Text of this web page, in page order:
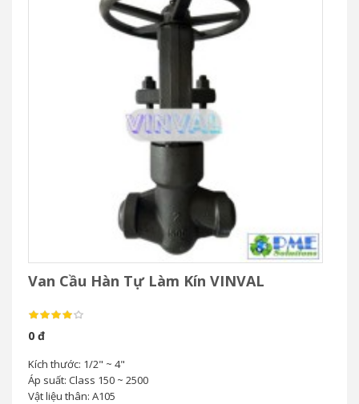
Van Cầu Hàn Tự Làm Kín VINVAL
0 đ
Kích thước: 1/2" ~ 4"
Áp suất: Class 150 ~ 2500
Vật liệu thân: A105